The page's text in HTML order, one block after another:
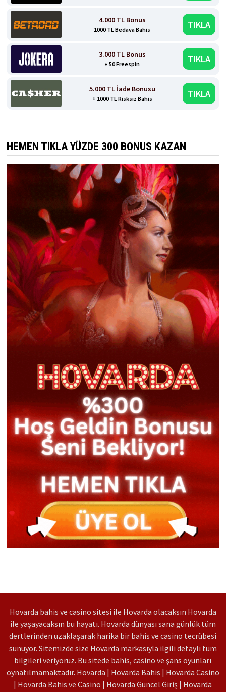
4.000 TL Bonus
1000 TL Bedava Bahis TIKLA
3.000 TL Bonus
+ 50 Freespin TIKLA
5.000 TL İade Bonusu
+ 1000 TL Risksiz Bahis TIKLA
HEMEN TIKLA YÜZDE 300 BONUS KAZAN
Hovarda bahis ve casino sitesi ile Hovarda olacaksın Hovarda
ile yaşayacaksın bu hayatı. Hovarda dünyası sana günlük tüm
dertlerinden uzaklaşarak harika bir bahis ve casino tecrübesi
sunuyor. Sitemizde size Hovarda markasıyla ilgili detaylı tüm
bilgileri veriyoruz. Bu sitede bahis, casino ve şans oyunları
oynatılmamaktadır. Hovarda | Hovarda Bahis | Hovarda Casino
| Hovarda Bahis ve Casino | Hovarda Güncel Giriş | Hovarda